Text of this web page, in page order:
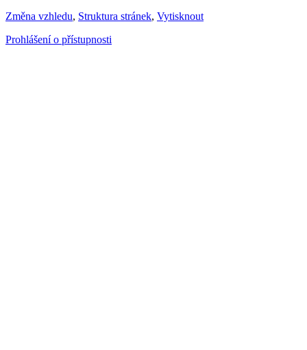
Změna vzhledu, Struktura stránek, Vytisknout
Prohlášení o přístupnosti